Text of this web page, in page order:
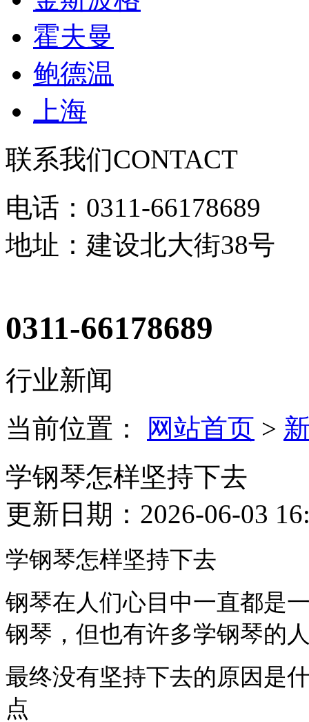
霍夫曼
鲍德温
上海
联系我们CONTACT
电话：0311-66178689
地址：建设北大街38号
0311-66178689
行业新闻
当前位置：
网站首页 >
学钢琴怎样坚持下去
更新日期：2026-06-03
学钢琴怎样坚持下去
钢琴在人们心目中一直都是
钢琴，但也有许多学钢琴的
最终没有坚持下去的原因是
点